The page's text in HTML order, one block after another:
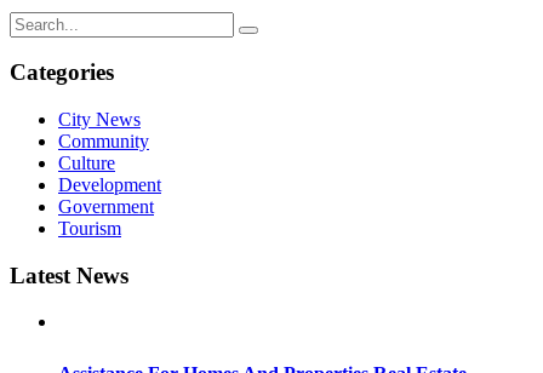
Categories
City News
Community
Culture
Development
Government
Tourism
Latest News